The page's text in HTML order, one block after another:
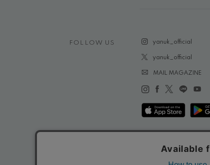
FOLLOW US yanuk_official
yanuk_official
MAIL MAGAZINE